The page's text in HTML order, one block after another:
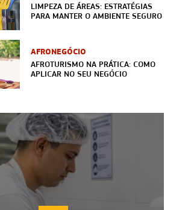
LIMPEZA DE ÁREAS: ESTRATÉGIAS
PARA MANTER O AMBIENTE SEGURO
AFRONEGÓCIO
AFROTURISMO NA PRÁTICA: COMO
APLICAR NO SEU NEGÓCIO